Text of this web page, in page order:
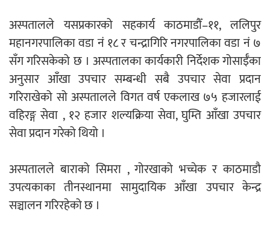
परियोजना सकिनै लाग्दा खुल्यो वन उद्यमीले
सहुलियत ऋण लिने बाटो
नदी अधिकारका ती कानुनी पाटा, जसले
बनाउँछ नदीलाई संरक्षण हकदार
प्रतिस्पर्धाबिनाको नियुक्ति बदरबारे अन्तरिम
अस्पतालले यसप्रकारको सहकार्य काठमाडौँ–११, ललिपुर
महानगरपालिका वडा नं १८ र चन्द्रागिरि नगरपालिका वडा नं ७
सँग गरिसकेको छ । अस्पतालका कार्यकारी निर्देशक गोसाईँका
अनुसार आँखा उपचार सम्बन्धी सबै उपचार सेवा प्रदान
गरिराखेको सो अस्पतालले विगत वर्ष एकलाख ७५ हजारलाई
वहिरङ्ग सेवा , १२ हजार शल्यक्रिया सेवा, घुम्ति आँखा उपचार
सेवा प्रदान गरेको थियो ।
अस्पतालले बाराको सिमरा , गोरखाको भच्चेक र काठमाडौ
उपत्यकाका तीनस्थानमा सामुदायिक आँखा उपचार केन्द्र
सञ्चालन गरिरहेको छ ।